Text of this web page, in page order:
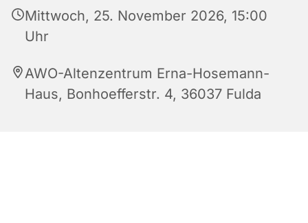
Mittwoch, 25. November 2026, 15:00
Uhr
AWO-Altenzentrum Erna-Hosemann-
Haus, Bonhoefferstr. 4, 36037 Fulda